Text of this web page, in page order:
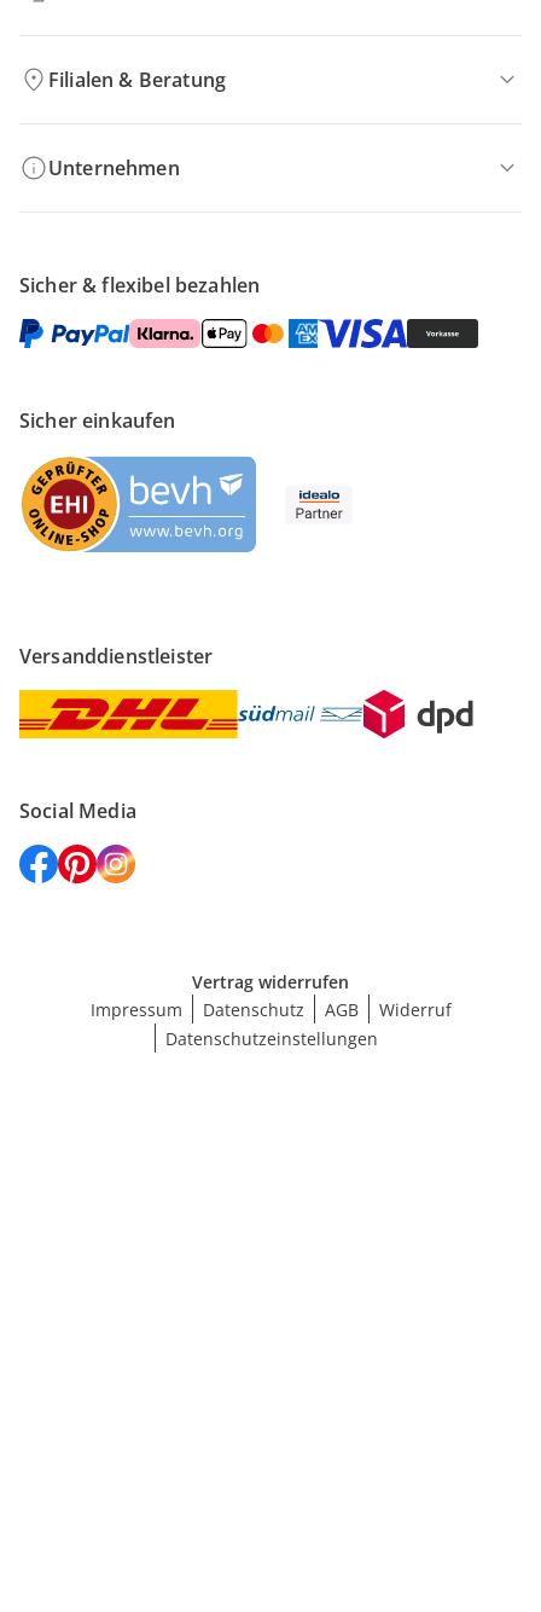
Filialen & Beratung
Unternehmen
Sicher & flexibel bezahlen
Sicher einkaufen
Versanddienstleister
Social Media
Vertrag widerrufen
Impressum
Datenschutz AGB
Widerruf
Datenschutzeinstellungen